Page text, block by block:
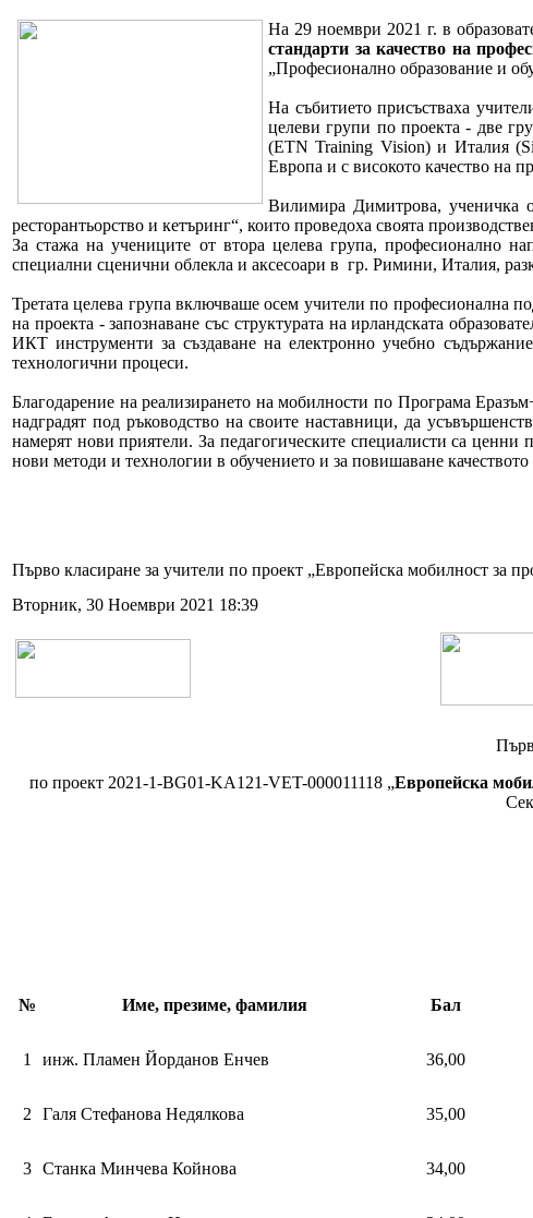
На 29 ноември 2021 г. в
стандарти за качество на
„Професионално образование и
На събитието присъстваха
целеви групи по проекта - две
(ETN Training Vision) и Италия
Европа и с високото качество на
Вилимира Димитрова, ученичка
ресторантьорство и кетъринг“, които проведоха своята
За стажа на учениците от втора целева група, професионално
специални сценични облекла и аксесоари в гр. Римини, Италия,
Третата целева група включваше осем учители по професионална
на проекта - запознаване със структурата на ирландската
ИКТ инструменти за създаване на електронно учебно
технологични процеси.
Благодарение на реализирането на мобилности по Програма
надградят под ръководство на своите наставници, да
намерят нови приятели. За педагогическите специалисти са
нови методи и технологии в обучението и за повишаване
Първо класиране за учители по проект „Европейска мобилност за
Вторник, 30 Ноември 2021 18:39
по проект 2021-1-BG01-KA121-VET-000011118 „Европейска
№ Име, презиме, фамилия Бал
1 инж. Пламен Йорданов Енчев 36,00
2 Галя Стефанова Недялкова 35,00
3 Станка Минчева Койнова 34,00